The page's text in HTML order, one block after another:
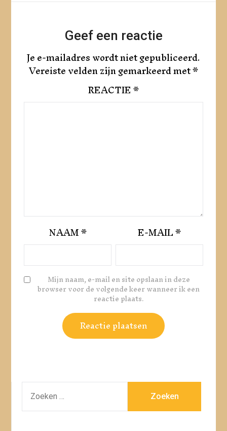
Geef een reactie
Je e-mailadres wordt niet gepubliceerd.
Vereiste velden zijn gemarkeerd met*
REACTIE*
NAAM* E-MAIL*
Mijn naam, e-mail en site opslaan in deze
browser voor de volgende keer wanneer ik een
reactie plaats.
NAAR: